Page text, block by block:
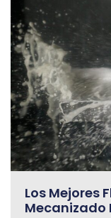
Los Mejores
Mecanizado